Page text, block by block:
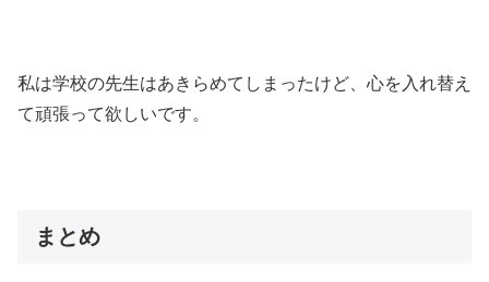
私は学校の先生はあきらめてしまったけど、心を入れ替え
て頑張って欲しいです。
まとめ